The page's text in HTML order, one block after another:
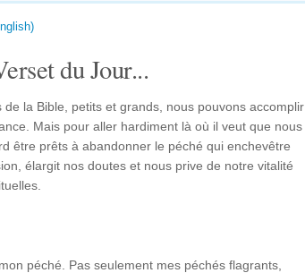
du Jour...
la Bible, petits et grands, nous pouvons accomplir
Mais pour aller hardiment là où il veut que nous
être prêts à abandonner le péché qui enchevêtre
élargit nos doutes et nous prive de notre vitalité
péché. Pas seulement mes péchés flagrants,